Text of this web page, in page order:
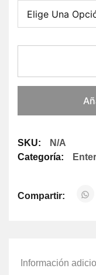
SKU:
N/A
Categoría:
Compartir:
Información